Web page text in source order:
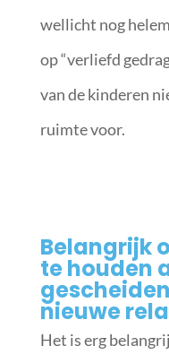
wellicht nog
op “verliefd
van de kinderen
ruimte voor.
Belangrijk
te houden
nieuwe
Het is erg